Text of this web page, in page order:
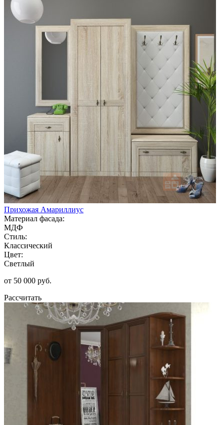
Прихожая Амариллиус
Материал фасада:
МДФ
Стиль:
Классический
Цвет:
Светлый
от 50 000 руб.
Рассчитать